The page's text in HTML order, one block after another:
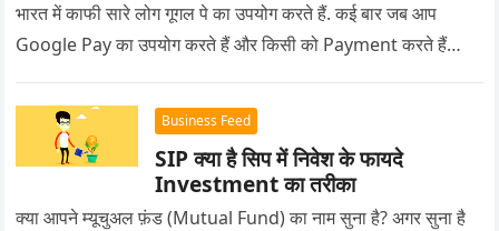
भारत में काफी सारे लोग गूगल पे का उपयोग करते हैं. कई बार जब आप
Google Pay का उपयोग करते हैं और किसी को Payment करते हैं…
Business Feed
SIP क्या है सिप में निवेश के फायदे
Investment का तरीका
क्या आपने म्यूचुअल फ़ंड (Mutual Fund) का नाम सुना है? अगर सुना है